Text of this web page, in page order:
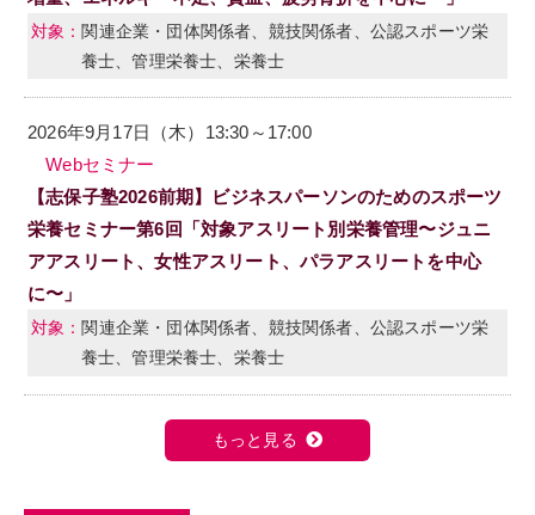
関連企業・団体関係者、競技関係者、公認スポーツ栄
養士、管理栄養士、栄養士
2026年9月17日（木）13:30～17:00
Webセミナー
【志保子塾2026前期】ビジネスパーソンのためのスポーツ
栄養セミナー第6回「対象アスリート別栄養管理〜ジュニ
アアスリート、女性アスリート、パラアスリートを中心
に〜」
関連企業・団体関係者、競技関係者、公認スポーツ栄
養士、管理栄養士、栄養士
もっと見る